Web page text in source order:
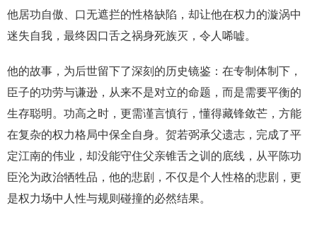
他居功自傲、口无遮拦的性格缺陷，却让他在权力的漩涡中
迷失自我，最终因口舌之祸身死族灭，令人唏嘘。
他的故事，为后世留下了深刻的历史镜鉴：在专制体制下，
臣子的功劳与谦逊，从来不是对立的命题，而是需要平衡的
生存聪明。功高之时，更需谨言慎行，懂得藏锋敛芒，方能
在复杂的权力格局中保全自身。贺若弼承父遗志，完成了平
定江南的伟业，却没能守住父亲锥舌之训的底线，从平陈功
臣沦为政治牺牲品，他的悲剧，不仅是个人性格的悲剧，更
是权力场中人性与规则碰撞的必然结果。